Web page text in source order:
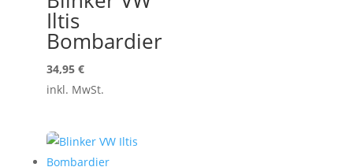
Iltis
Bombardier
34,95 €
inkl. MwSt.